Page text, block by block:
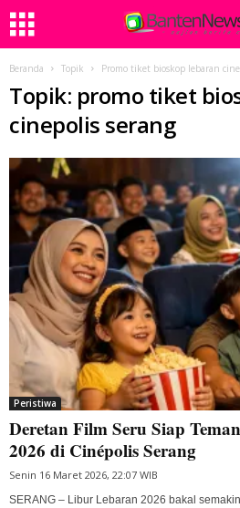
Beranda Topik Promo tiket bioskop lebaran
Topik: promo tiket
cinepolis serang
Peristiwa
Deretan Film Seru Siap
2026 di Cinépolis Serang
Senin 16 Maret 2026, 22:07 WIB
SERANG – Libur Lebaran 2026 bakal